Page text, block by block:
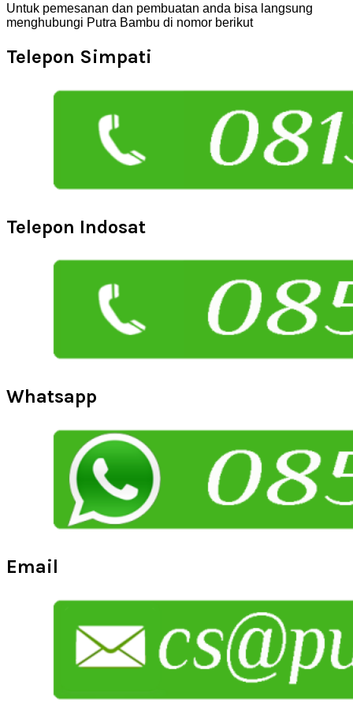
Untuk pemesanan dan pembuatan anda bisa langsung
menghubungi Putra Bambu di nomor berikut
Telepon Simpati
Telepon Indosat
Whatsapp
Email